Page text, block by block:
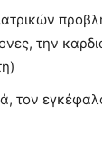
την
τον